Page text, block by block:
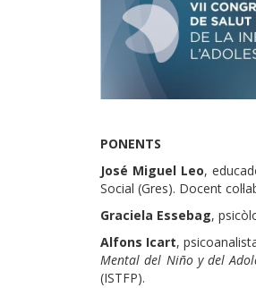
PONENTS
José Miguel Leo,
Social (Gres). Docent
Graciela Essebag,
Alfons Icart,
Mental del Niño y del
(ISTFP).